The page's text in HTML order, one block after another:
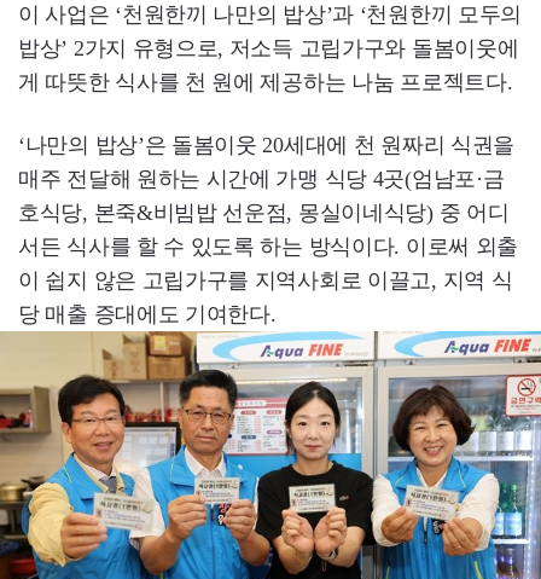
이 사업은 ‘천원한끼 나만의 밥상’과 ‘천원한끼 모두의
밥상’ 2가지 유형으로, 저소득 고립가구와 돌봄이웃에
게 따뜻한 식사를 천 원에 제공하는 나눔 프로젝트다.
‘나만의 밥상’은 돌봄이웃 20세대에 천 원짜리 식권을
매주 전달해 원하는 시간에 가맹 식당 4곳(엄남포·금
호식당, 본죽&비빔밥 선운점, 몽실이네식당) 중 어디
서든 식사를 할 수 있도록 하는 방식이다. 이로써 외출
이 쉽지 않은 고립가구를 지역사회로 이끌고, 지역 식
당 매출 증대에도 기여한다.